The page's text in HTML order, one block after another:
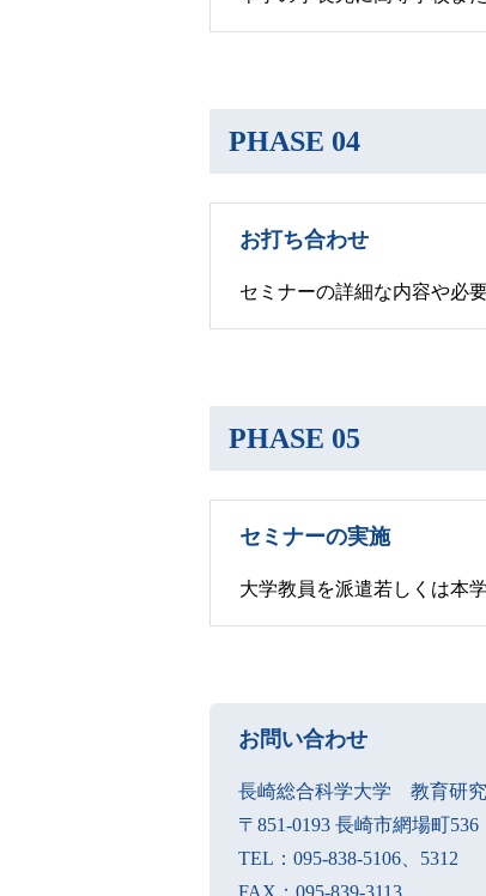
PHASE 04
お打ち合わせ
セミナーの詳細な内容や必
PHASE 05
セミナーの実施
大学教員を派遣若しくは本
お問い合わせ
長崎総合科学大学 教育研
〒851-0193 長崎市網場町536
TEL：095-838-5106、5312
FAX：095-839-3113